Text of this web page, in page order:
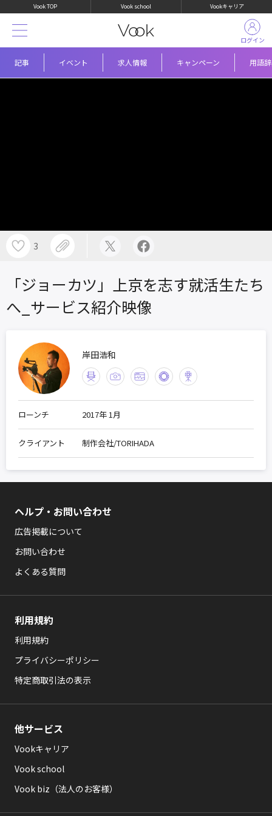
Vook TOP Vook school Vookキャリア
記事 イベント 求人情報 キャンペーン 用語
ログイン
3
「ジョーカツ」上京を志す就活生たち
へ_サービス紹介映像
岸田浩和
ローンチ 2017年 1月
クライアント 制作会社/TORIHADA
ヘルプ・お問い合わせ
広告掲載について
お問い合わせ
よくある質問
利用規約
利用規約
プライバシーポリシー
特定商取引法の表示
他サービス
Vookキャリア
Vook school
Vook biz（法人のお客様）